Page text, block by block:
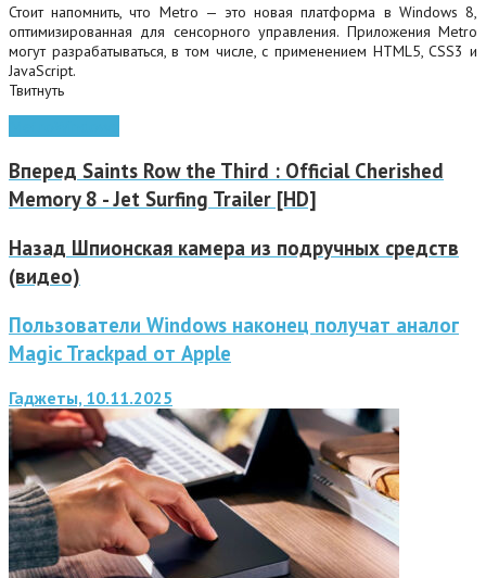
Стоит напомнить, что Metro — это новая платформа в Windows 8,
оптимизированная для сенсорного управления. Приложения Metro
могут разрабатываться, в том числе, с применением HTML5, CSS3 и
JavaScript.
Твитнуть
Вперед Saints Row the Third : Official Cherished
Memory 8 - Jet Surfing Trailer [HD]
Назад Шпионская камера из подручных средств
(видео)
Пользователи Windows наконец получат аналог
Magic Trackpad от Apple
Гаджеты, 10.11.2025